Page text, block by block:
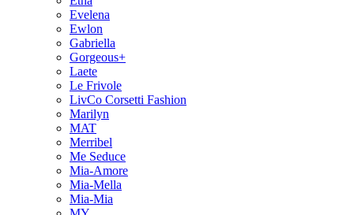
Evelena
Ewlon
Gabriella
Gorgeous+
Laete
Le Frivole
LivCo Corsetti Fashion
Marilyn
MAT
Merribel
Me Seduce
Mia-Amore
Mia-Mella
Mia-Mia